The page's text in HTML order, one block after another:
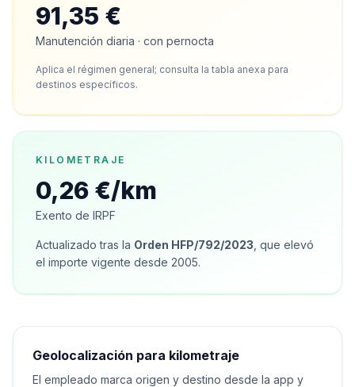
91,35 €
Manutención diaria · con pernocta
Aplica el régimen general; consulta la tabla anexa para
destinos específicos.
KILOMETRAJE
0,26 €/km
Exento de IRPF
Actualizado tras la Orden HFP/792/2023 , que elevó
el importe vigente desde 2005.
Geolocalización para kilometraje
El empleado marca origen y destino desde la app y